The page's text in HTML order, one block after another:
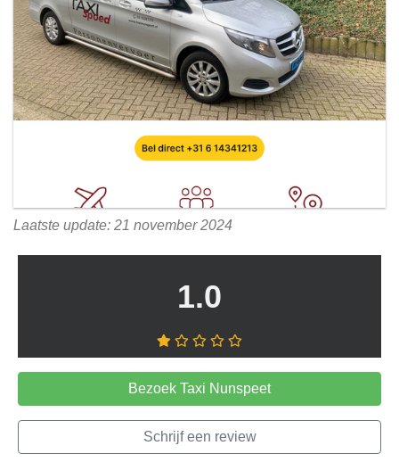
Laatste update: 21 november 2024
1.0
Bezoek Taxi Nunspeet
Schrijf een review